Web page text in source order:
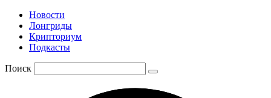
Новости
Лонгриды
Крипториум
Подкасты
Поиск